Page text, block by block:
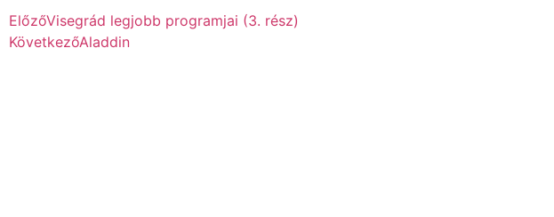
ElőzőVisegrád legjobb programjai (3. rész)
KövetkezőAladdin